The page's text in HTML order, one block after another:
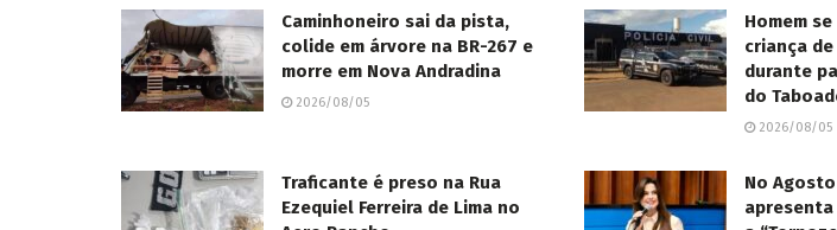
Caminhoneiro sai da pista,
colide em árvore na BR-267 e
morre em Nova Andradina
2026/08/05
Homem
criança
durante
do
2026/08/05
Traficante é preso na Rua
Ezequiel Ferreira de Lima no
No